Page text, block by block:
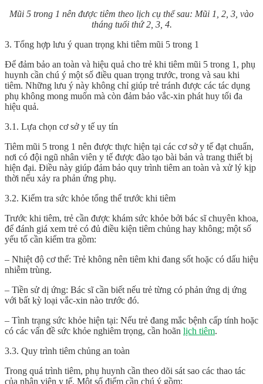
Mũi 5 trong 1 nên được tiêm theo lịch cụ thể sau: Mũi 1, 2, 3, vào
tháng tuổi thứ 2, 3, 4.
3. Tổng hợp lưu ý quan trọng khi tiêm mũi 5 trong 1
Để đảm bảo an toàn và hiệu quả cho trẻ khi tiêm mũi 5 trong 1, phụ
huynh cần chú ý một số điều quan trọng trước, trong và sau khi
tiêm. Những lưu ý này không chỉ giúp trẻ tránh được các tác dụng
phụ không mong muốn mà còn đảm bảo vắc-xin phát huy tối đa
hiệu quả.
3.1. Lựa chọn cơ sở y tế uy tín
Tiêm mũi 5 trong 1 nên được thực hiện tại các cơ sở y tế đạt chuẩn,
nơi có đội ngũ nhân viên y tế được đào tạo bài bản và trang thiết bị
hiện đại. Điều này giúp đảm bảo quy trình tiêm an toàn và xử lý kịp
thời nếu xảy ra phản ứng phụ.
3.2. Kiểm tra sức khỏe tổng thể trước khi tiêm
Trước khi tiêm, trẻ cần được khám sức khỏe bởi bác sĩ chuyên khoa,
để đánh giá xem trẻ có đủ điều kiện tiêm chủng hay không; một số
yếu tố cần kiểm tra gồm:
– Nhiệt độ cơ thể: Trẻ không nên tiêm khi đang sốt hoặc có dấu hiệu
nhiễm trùng.
– Tiền sử dị ứng: Bác sĩ cần biết nếu trẻ từng có phản ứng dị ứng
với bất kỳ loại vắc-xin nào trước đó.
– Tình trạng sức khỏe hiện tại: Nếu trẻ đang mắc bệnh cấp tính hoặc
có các vấn đề sức khỏe nghiêm trọng, cần hoãn lịch tiêm.
3.3. Quy trình tiêm chủng an toàn
Trong quá trình tiêm, phụ huynh cần theo dõi sát sao các thao tác
của nhân viên y tế. Một số điểm cần chú ý gồm: